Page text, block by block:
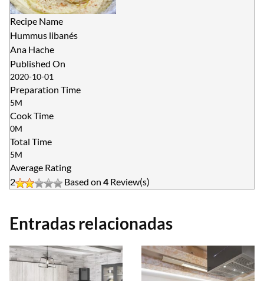
Recipe Name
Hummus libanés
Ana Hache
Published On
2020-10-01
Preparation Time
5M
Cook Time
0M
Total Time
5M
Average Rating
2
Based on 4 Review(s)
Entradas relacionadas